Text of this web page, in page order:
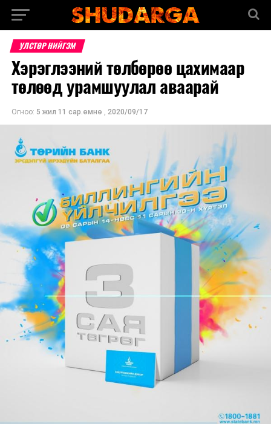
УЛСТӨР НИЙГЭМ
Хэрэглээний төлбөрөө цахимаар
төлөөд урамшуулал аваарай
Огноо: 5 жил 11 сар.өмнө , 2020/09/17